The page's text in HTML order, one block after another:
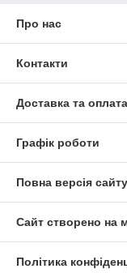
Про нас
Контакти
Доставка та оплата
Графік роботи
Повна версія сайту
Сайт створено на
Політика